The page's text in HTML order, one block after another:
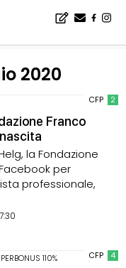
2020
CFP 2
Franco
la Fondazione
per
professionale,
CFP 4
110%